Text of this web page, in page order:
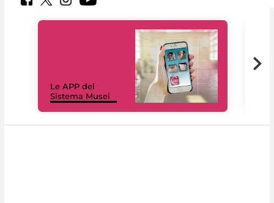
Le APP del
Sistema Musei